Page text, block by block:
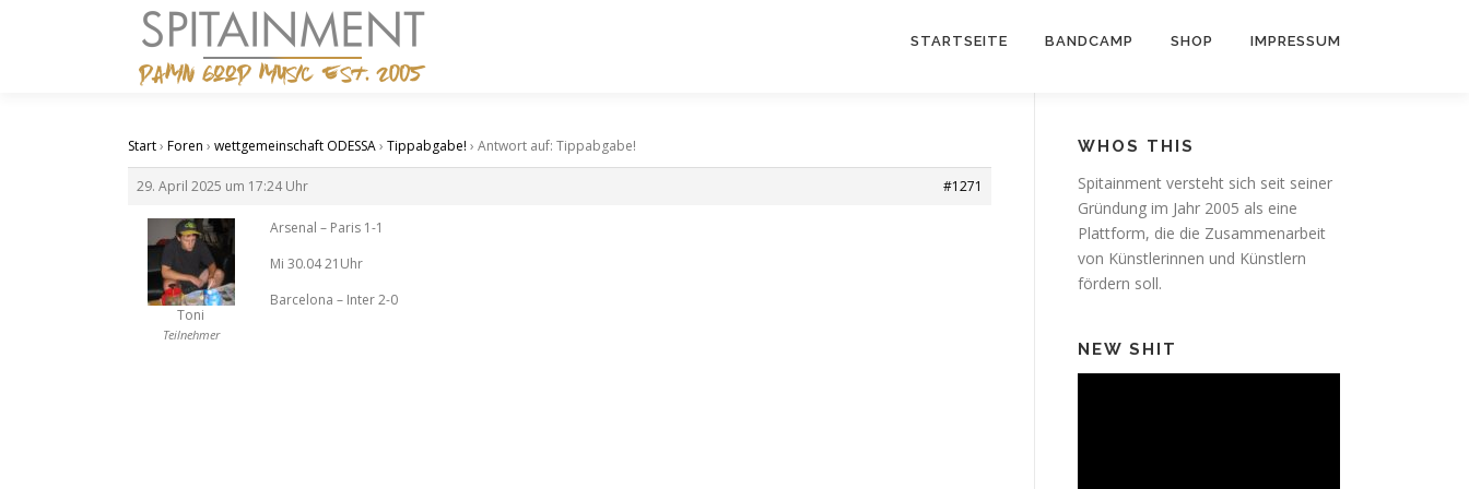
STARTSEITE BANDCAMP SHOP IMPRESSUM
Start› Foren › wettgemeinschaft ODESSA› Tippabgabe! › Antwort auf: Tippabgabe!
29. April 2025 um 17:24 Uhr #1271
Toni
Teilnehmer
Arsenal – Paris 1-1
Mi 30.04 21Uhr
Barcelona – Inter 2-0
WHOS THIS
Spitainment versteht sich seit seiner
Gründung im Jahr 2005 als eine
Plattform, die die Zusammenarbeit
von Künstlerinnen und Künstlern
fördern soll.
NEW SHIT